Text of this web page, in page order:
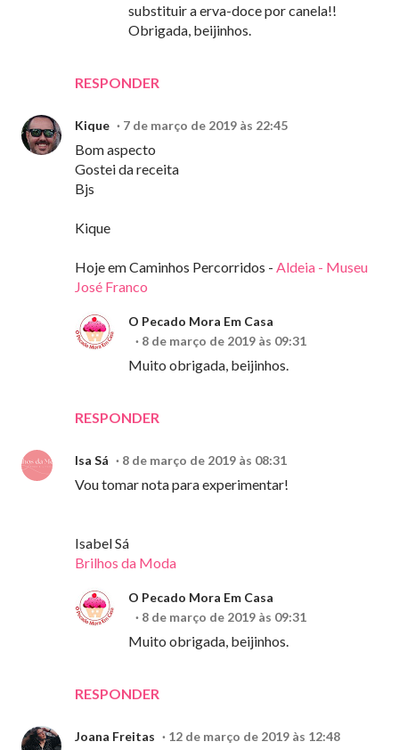
RESPONDER
substituir a erva-doce por canela!!
Obrigada, beijinhos.
Kique 7 de março de 2019 às 22:45
Bom aspecto
Gostei da receita
Bjs
Kique
Hoje em Caminhos Percorridos - Aldeia - Museu
José Franco
RESPONDER
O Pecado Mora Em Casa
8 de março de 2019 às 09:31
Muito obrigada, beijinhos.
Isa Sá 8 de março de 2019 às 08:31
Vou tomar nota para experimentar!
Isabel Sá
Brilhos da Moda
RESPONDER
O Pecado Mora Em Casa
8 de março de 2019 às 09:31
Muito obrigada, beijinhos.
Joana Freitas 12 de março de 2019 às 12:48